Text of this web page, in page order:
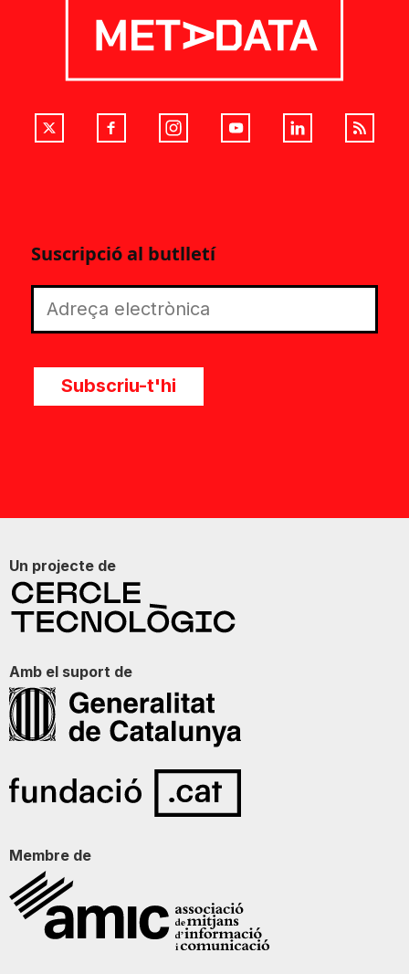
Suscripció al butlletí
Subscriu-t'hi
Un projecte de
Amb el suport de
Membre de